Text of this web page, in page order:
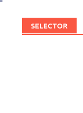
SELECTOR